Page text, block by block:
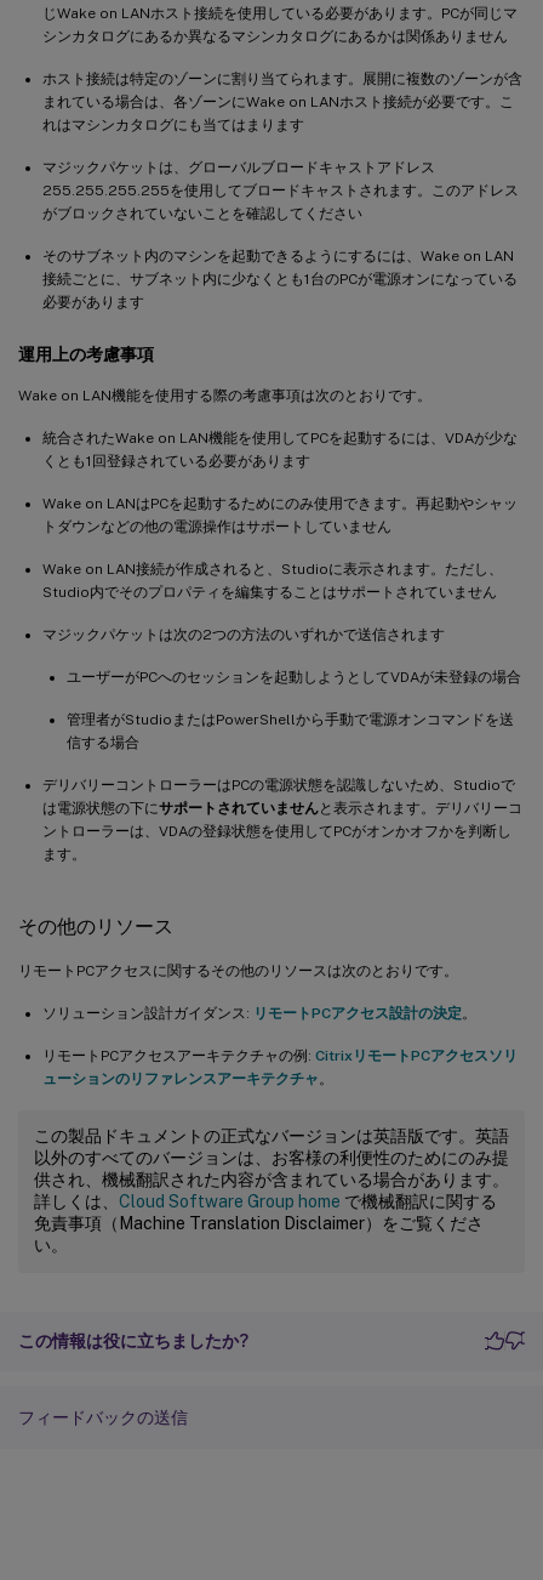
じWake on LANホスト接続を使用している必要があります。PCが同じマ
シンカタログにあるか異なるマシンカタログにあるかは関係ありません
ホスト接続は特定のゾーンに割り当てられます。展開に複数のゾーンが含
まれている場合は、各ゾーンにWake on LANホスト接続が必要です。こ
れはマシンカタログにも当てはまります
マジックパケットは、グローバルブロードキャストアドレス
255.255.255.255を使用してブロードキャストされます。このアドレス
がブロックされていないことを確認してください
そのサブネット内のマシンを起動できるようにするには、Wake on LAN
接続ごとに、サブネット内に少なくとも1台のPCが電源オンになっている
必要があります
運用上の考慮事項
Wake on LAN機能を使用する際の考慮事項は次のとおりです。
統合されたWake on LAN機能を使用してPCを起動するには、VDAが少な
くとも1回登録されている必要があります
Wake on LANはPCを起動するためにのみ使用できます。再起動やシャッ
トダウンなどの他の電源操作はサポートしていません
Wake on LAN接続が作成されると、Studioに表示されます。ただし、
Studio内でそのプロパティを編集することはサポートされていません
マジックパケットは次の2つの方法のいずれかで送信されます
ユーザーがPCへのセッションを起動しようとしてVDAが未登録の場合
管理者がStudioまたはPowerShellから手動で電源オンコマンドを送
信する場合
デリバリーコントローラーはPCの電源状態を認識しないため、Studioで
は電源状態の下にサポートされていませんと表示されます。デリバリーコ
ントローラーは、VDAの登録状態を使用してPCがオンかオフかを判断し
ます。
その他のリソース
リモートPCアクセスに関するその他のリソースは次のとおりです。
ソリューション設計ガイダンス: リモートPCアクセス設計の決定 。
リモートPCアクセスアーキテクチャの例: CitrixリモートPCアクセスソリ
ューションのリファレンスアーキテクチャ 。
この製品ドキュメントの正式なバージョンは英語版です。英語
以外のすべてのバージョンは、お客様の利便性のためにのみ提
供され、機械翻訳された内容が含まれている場合があります。
詳しくは、 Cloud Software Group home で機械翻訳に関する
免責事項（Machine Translation Disclaimer）をご覧くださ
い。
この情報は役に立ちましたか?
フィードバックの送信